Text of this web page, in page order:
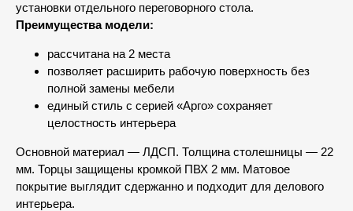
установки отдельного переговорного стола.
Преимущества модели:
рассчитана на 2 места
позволяет расширить рабочую поверхность без
полной замены мебели
единый стиль с серией «Арго» сохраняет
целостность интерьера
Основной материал — ЛДСП. Толщина столешницы — 22
мм. Торцы защищены кромкой ПВХ 2 мм. Матовое
покрытие выглядит сдержанно и подходит для делового
интерьера.